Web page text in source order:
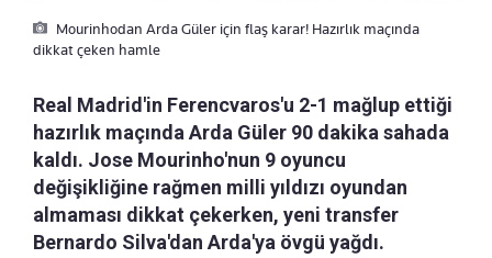
Mourinhodan Arda Güler için flaş karar! Hazırlık maçında
dikkat çeken hamle
Real Madrid'in Ferencvaros'u 2-1 mağlup ettiği
hazırlık maçında Arda Güler 90 dakika sahada
kaldı. Jose Mourinho'nun 9 oyuncu
değişikliğine rağmen milli yıldızı oyundan
almaması dikkat çekerken, yeni transfer
Bernardo Silva'dan Arda'ya övgü yağdı.